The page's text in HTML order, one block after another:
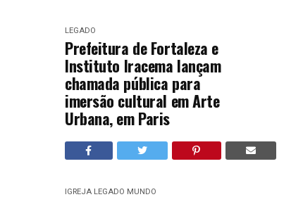
LEGADO
Prefeitura de Fortaleza e
Instituto Iracema lançam
chamada pública para
imersão cultural em Arte
Urbana, em Paris
IGREJA LEGADO MUNDO